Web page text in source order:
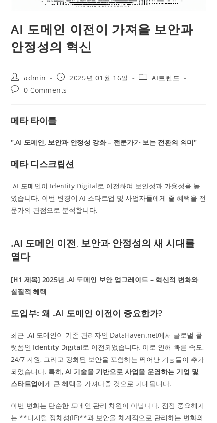
AI 도메인 이전이 가져올 보안과
안정성의 혁신
admin 2025년 01월 16일
AI트렌드
0 Comments
메타 타이틀
".AI 도메인, 보안과 안정성 강화 – 전문가가 보는 전환의 의미"
메타 디스크립션
.AI 도메인이 Identity Digital로 이전하여 보안성과 가용성을 높
였습니다. 이번 변경이 AI 스타트업 및 사업자들에게 줄 혜택을 전
문가의 관점으로 분석합니다.
.AI 도메인 이전, 보안과 안정성의 새 시대를
열다
[H1 제목] 2025년 .AI 도메인 보안 업그레이드 – 혁신적 변화와
실질적 혜택
도입부: 왜 .AI 도메인 이전이 중요한가?
최근 .AI 도메인이 기존 관리자인 DataHaven.net에서 글로벌 플
랫폼인 Identity Digital로 이전되었습니다. 이로 인해 빠른 속도,
24/7 지원, 그리고 강화된 보안을 포함하는 뛰어난 기능들이 추가
되었습니다. 특히,AI 기술을 기반으로 사업을 운영하는 기업 및
스타트업에게 큰 혜택을 가져다줄 것으로 기대됩니다.
이번 변화는 단순한 도메인 관리 차원이 아닙니다. 점점 중요해지
는 **디지털 정체성(IP)**과 보안을 체계적으로 관리하는 변화의